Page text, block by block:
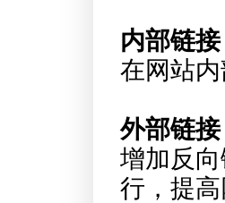
内部链接
在网站
外部链接
增加反
行，提